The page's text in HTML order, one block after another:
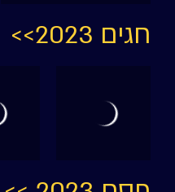
חגים 2023>>